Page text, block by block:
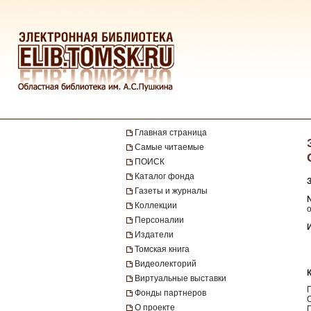
Главная страница
Самые читаемые
ПОИСК
Каталог фонда
Газеты и журналы
Коллекции
Персоналии
Издатели
Томская книга
Видеолекторий
Виртуальные выставки
Фонды партнеров
О проекте